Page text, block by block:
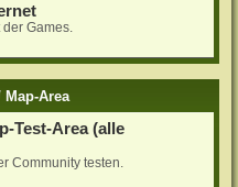
der Games.
Map-Area
Test-Area (alle
Community testen.